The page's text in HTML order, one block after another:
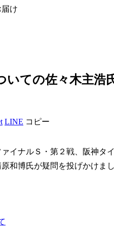
け
いての佐々木主浩
LINE コピー
イナルＳ・第２戦、阪神タ
和博氏が疑問を投げかけまし